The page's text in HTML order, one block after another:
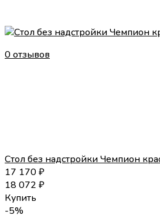
0 отзывов
Стол без надстройки Чемпион
17 170₽
18 072 ₽
Купить
-5%